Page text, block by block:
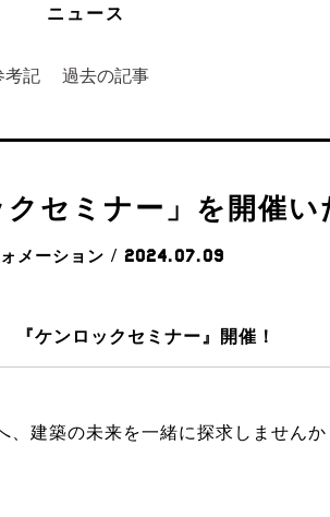
ニュース
考記 過去の記事
セミナー」を開催い
メーション / 2024.07.09
ケンロックセミナー』開催！
、建築の未来を一緒に探求しませんか